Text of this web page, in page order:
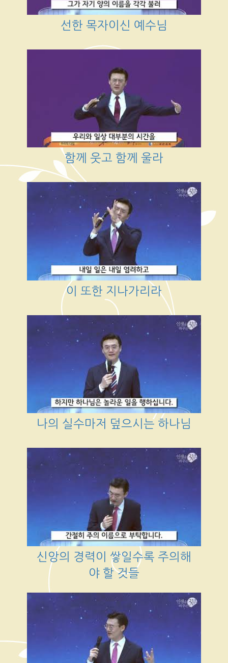
선한 목자이신 예수님
함께 웃고 함께 울라
이 또한 지나가리라
나의 실수마저 덮으시는 하나님
신앙의 경력이 쌓일수록 주의해
야 할 것들